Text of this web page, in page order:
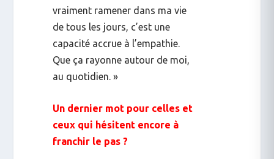
vraiment ramener dans ma vie
de tous les jours, c’est une
capacité accrue à l’empathie.
Que ça rayonne autour de moi,
au quotidien. »
Un dernier mot pour celles et
ceux qui hésitent encore à
franchir le pas ?